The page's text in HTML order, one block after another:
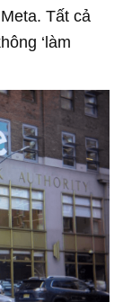
Tất cả
‘làm